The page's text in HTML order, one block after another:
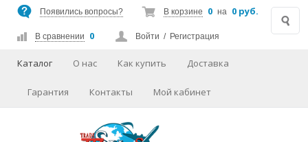
Появились вопросы? В корзине 0 на 0 руб.
В сравнении 0 Войти / Регистрация
Каталог О нас Как купить Доставка
Гарантия Контакты Мой кабинет